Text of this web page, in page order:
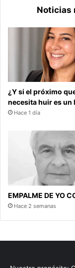
Noticias
¿Y si el próximo
necesita huir es un
Hace 1 día
EMPALME DE YO
Hace 2 semanas